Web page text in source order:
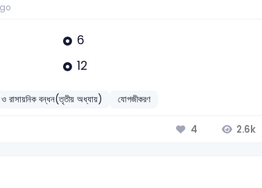
6
12
ও রাসায়নিক বন্ধন(তৃতীয় অধ্যায়) যোগজীকরণ
4 2.6k